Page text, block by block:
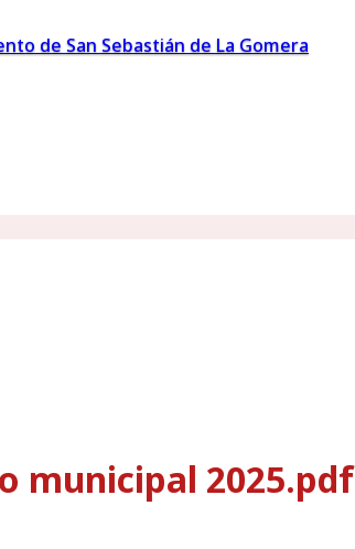
de San Sebastián de La Gomera
municipal 2025.pdf